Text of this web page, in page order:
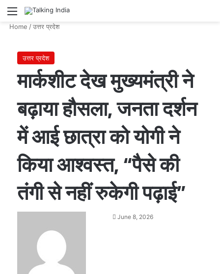
Menu
Home /उत्तर प्रदेश
उत्तर प्रदेश
मार्कशीट देख मुख्यमंत्री ने
बढ़ाया हौसला, जनता दर्शन
में आई छात्रा को योगी ने
किया आश्वस्त, “पैसे की
तंगी से नहीं रुकेगी पढ़ाई”
SendJune 8, 2026